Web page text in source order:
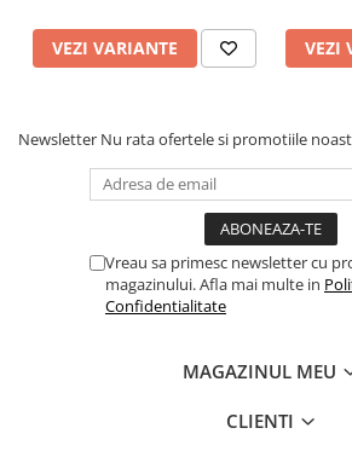
VEZI VARIANTE VEZI
Newsletter Nu rata ofertele si promotiile
Vreau sa primesc newsletter cu
magazinului. Afla mai multe in
Confidentialitate
MAGAZINUL MEU
CLIENTI